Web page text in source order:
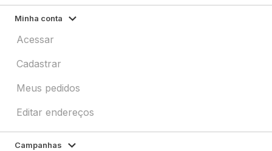
Minha conta
Acessar
Cadastrar
Meus pedidos
Editar endereços
Campanhas